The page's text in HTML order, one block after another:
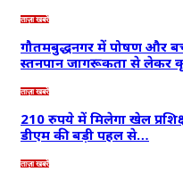
ताज़ा खबरें
गौतमबुद्धनगर में पोषण और
स्तनपान जागरूकता से लेकर
ताज़ा खबरें
210 रुपये में मिलेगा खेल
डीएम की बड़ी पहल से…
ताज़ा खबरें